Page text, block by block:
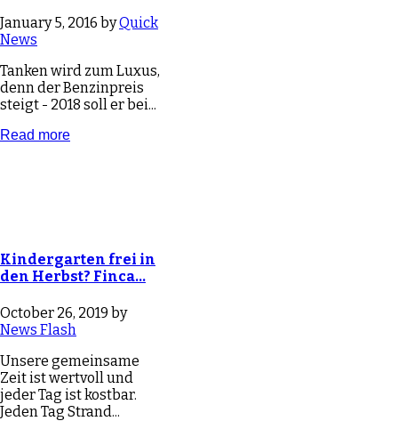
January 5, 2016 byQuick
News
Tanken wird zum Luxus,
denn der Benzinpreis
steigt - 2018 soll er bei...
Read more
Kindergarten frei in
den Herbst? Finca…
October 26, 2019 by
News Flash
Unsere gemeinsame
Zeit ist wertvoll und
jeder Tag ist kostbar.
Jeden Tag Strand...